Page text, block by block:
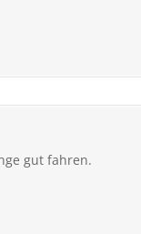
gut fahren.